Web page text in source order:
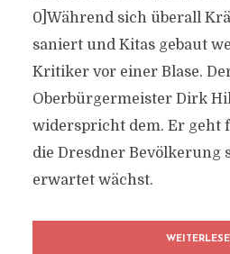
0]Während sich überall
saniert und Kitas gebaut
Kritiker vor einer Blase.
Oberbürgermeister Dirk
widerspricht dem. Er geht
die Dresdner Bevölkerung
erwartet wächst.